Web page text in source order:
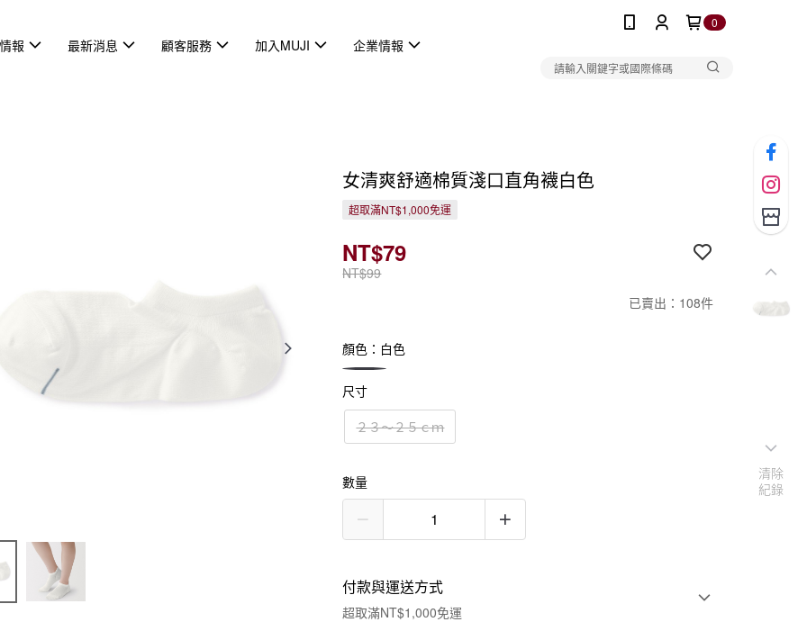
0
報 最新消息 顧客服務 加入MUJI 企業情報
女清爽舒適棉質淺口直角襪白色
超取滿NT$1,000免運
NT$99
NT$79
已賣出：108件
顏色：白色
尺寸
２３～２５ｃｍ
數量
付款與運送方式
超取滿NT$1,000免運
清除
紀錄